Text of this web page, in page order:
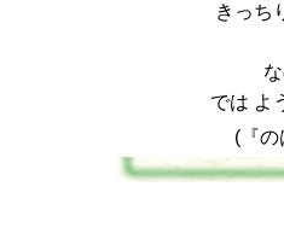
きっち
では よ
(『